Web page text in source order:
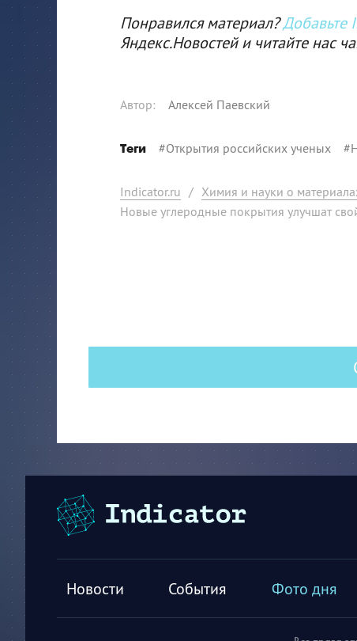
Понравился материал?Добавьте
Яндекс.Новостей и читайте нас
Автор: Алексей Паевский
Теги #Открытия российских ученых #
Indicator.ru / Химия и науки о
Новые углеродные покрытия улучшат
Новости События Фото дня